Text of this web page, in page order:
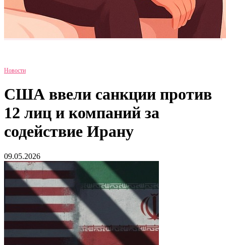
Новости
США ввели санкции против
12 лиц и компаний за
содействие Ирану
09.05.2026